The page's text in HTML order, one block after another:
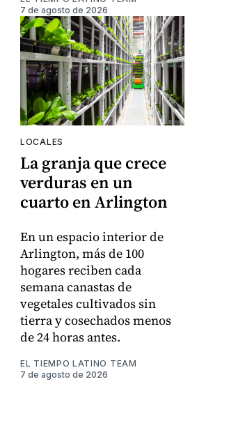
7 de agosto de 2026
LOCALES
La granja que crece
verduras en un
cuarto en Arlington
En un espacio interior de
Arlington, más de 100
hogares reciben cada
semana canastas de
vegetales cultivados sin
tierra y cosechados menos
de 24 horas antes.
EL TIEMPO LATINO TEAM
7 de agosto de 2026